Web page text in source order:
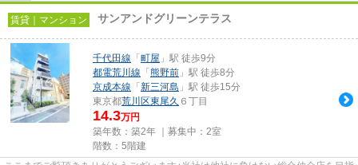
賃貸｜マンション サンアンドグリーンテラス
千代田線 「 町屋 」駅 徒歩9分
都電荒川線 「 熊野前 」駅 徒歩8分
京成本線 「 新三河島 」駅 徒歩15分
東京都荒川区東尾久 ６丁目
14.3万円
築年数：築2年 ｜募集中： 2室
階数：5階建